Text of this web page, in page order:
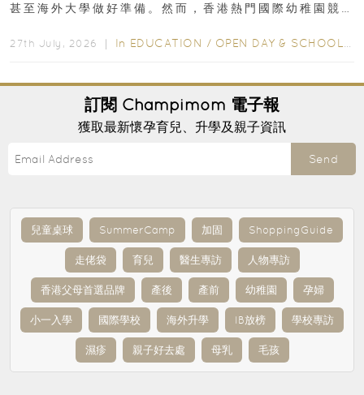
甚至海外大學做好準備。然而，香港熱門國際幼稚園競
27th July, 2026 ｜ In EDUCATION / OPEN DAY & SCHOOL EVENTS
訂閱 Champimom 電子報
獲取最新懷孕育兒、升學及親子資訊
Send
兒童桌球 SummerCamp 加固 ShoppingGuide
走佬袋 育兒 醫生專訪 人物專訪
香港父母首選品牌 產後 產前 幼稚園 孕婦
小一入學 國際學校 海外升學 IB放榜 學校專訪
濕疹 親子好去處 母乳 毛孩